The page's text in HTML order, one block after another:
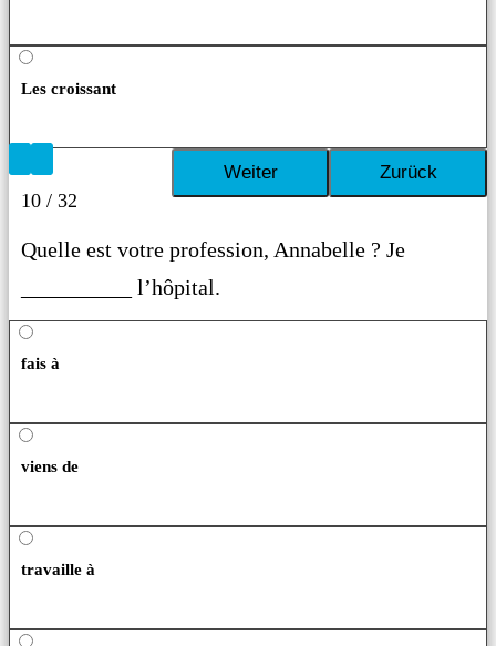
Les croissant
10 / 32
Quelle est votre profession, Annabelle ? Je
__________ l’hôpital.
fais à
viens de
travaille à